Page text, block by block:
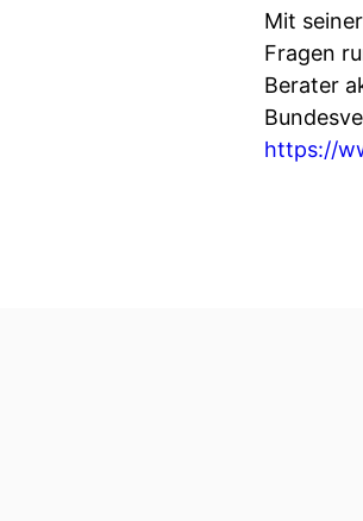
Mit
Fragen
Berater
https://